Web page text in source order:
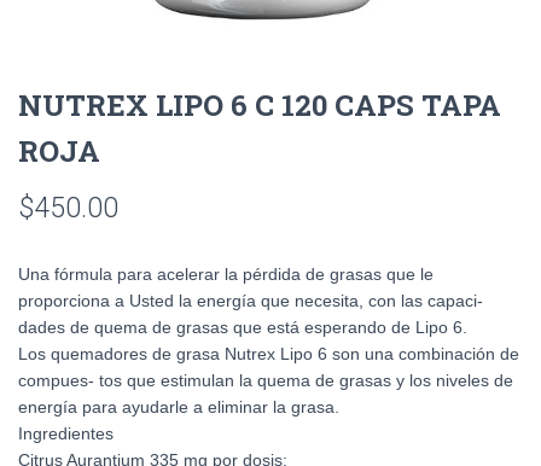
NUTREX LIPO 6 C 120 CAPS TAPA
ROJA
$450.00
Una fórmula para acelerar la pérdida de grasas que le
proporciona a Usted la energía que necesita, con las capaci-
dades de quema de grasas que está esperando de Lipo 6.
Los quemadores de grasa Nutrex Lipo 6 son una combinación de
compues- tos que estimulan la quema de grasas y los niveles de
energía para ayudarle a eliminar la grasa.
Ingredientes
Citrus Aurantium 335 mg por dosis: